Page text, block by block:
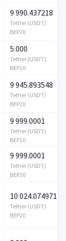
9 990.437218
Tether (USDT)
BEP20
5 000
Tether (USDT)
BEP20
9 945.893548
Tether (USDT)
BEP20
9 999.0001
Tether (USDT)
BEP20
9 999.0001
Tether (USDT)
BEP20
10 024.074971
Tether (USDT)
BEP20